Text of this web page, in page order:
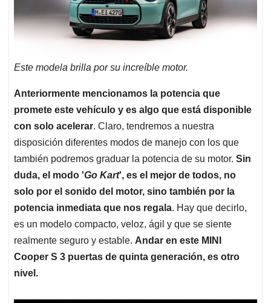
Este modela brilla por su increíble motor.
Anteriormente mencionamos la potencia que
promete este vehículo y es algo que está disponible
con solo acelerar. Claro, tendremos a nuestra
disposición diferentes modos de manejo con los que
también podremos graduar la potencia de su motor. Sin
duda, el modo 'Go Kart', es el mejor de todos, no
solo por el sonido del motor, sino también por la
potencia inmediata que nos regala. Hay que decirlo,
es un modelo compacto, veloz, ágil y que se siente
realmente seguro y estable. Andar en este MINI
Cooper S 3 puertas de quinta generación, es otro
nivel.